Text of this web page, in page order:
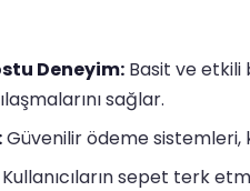
Deneyim: Basit ve etkili
sağlar.
Güvenilir ödeme sistemleri,
Kullanıcıların sepet terk